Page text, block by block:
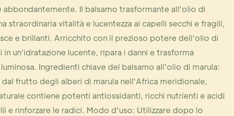
abbondantemente. Il balsamo trasformante all'olio di
straordinaria vitalità e lucentezza ai capelli secchi e fragili,
e brillanti. Arricchito con il prezioso potere dell'olio di
in un'idratazione lucente, ripara i danni e trasforma
Ingredienti chiave del balsamo all'olio di marula:
frutto degli alberi di marula nell'Africa meridionale,
contiene potenti antiossidanti, ricchi nutrienti e acidi
e rinforzare le radici. Modo d'uso: Utilizzare dopo lo